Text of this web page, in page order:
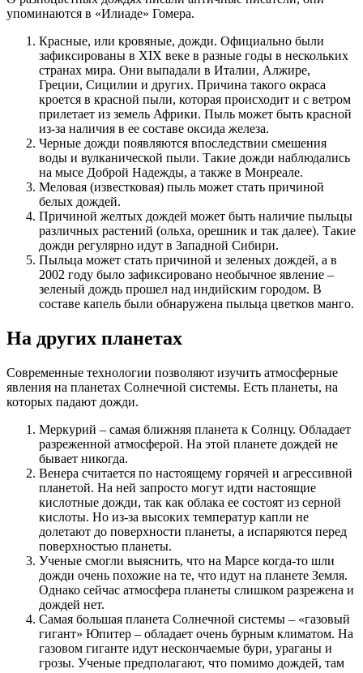
упоминаются в «Илиаде» Гомера.
Красные, или кровяные, дожди. Официально были
зафиксированы в XIX веке в разные годы в нескольких
странах мира. Они выпадали в Италии, Алжире,
Греции, Сицилии и других. Причина такого окраса
кроется в красной пыли, которая происходит и с ветром
прилетает из земель Африки. Пыль может быть красной
из-за наличия в ее составе оксида железа.
Черные дожди появляются впоследствии смешения
воды и вулканической пыли. Такие дожди наблюдались
на мысе Доброй Надежды, а также в Монреале.
Меловая (известковая) пыль может стать причиной
белых дождей.
Причиной желтых дождей может быть наличие пыльцы
различных растений (ольха, орешник и так далее). Такие
дожди регулярно идут в Западной Сибири.
Пыльца может стать причиной и зеленых дождей, а в
2002 году было зафиксировано необычное явление –
зеленый дождь прошел над индийским городом. В
составе капель были обнаружена пыльца цветков манго.
На других планетах
Современные технологии позволяют изучить атмосферные
явления на планетах Солнечной системы. Есть планеты, на
которых падают дожди.
Меркурий – самая ближняя планета к Солнцу. Обладает
разреженной атмосферой. На этой планете дождей не
бывает никогда.
Венера считается по настоящему горячей и агрессивной
планетой. На ней запросто могут идти настоящие
кислотные дожди, так как облака ее состоят из серной
кислоты. Но из-за высоких температур капли не
долетают до поверхности планеты, а испаряются перед
поверхностью планеты.
Ученые смогли выяснить, что на Марсе когда-то шли
дожди очень похожие на те, что идут на планете Земля.
Однако сейчас атмосфера планеты слишком разрежена и
дождей нет.
Самая большая планета Солнечной системы – «газовый
гигант» Юпитер – обладает очень бурным климатом. На
газовом гиганте идут нескончаемые бури, ураганы и
грозы. Ученые предполагают, что помимо дождей, там